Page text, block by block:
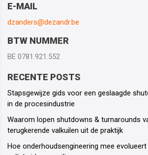
E-MAIL
dzanders@dezandr.be
BTW NUMMER
BE 0781.921.552
RECENTE POSTS
Stapsgewijze gids voor een geslaagde
in de procesindustrie
Waarom lopen shutdowns & turnarounds
terugkerende valkuilen uit de praktijk
Hoe onderhoudsengineering mee